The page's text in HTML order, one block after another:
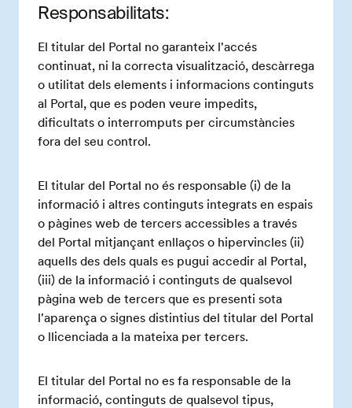
Responsabilitats:
El titular del Portal no garanteix l'accés
continuat, ni la correcta visualització, descàrrega
o utilitat dels elements i informacions continguts
al Portal, que es poden veure impedits,
dificultats o interromputs per circumstàncies
fora del seu control.
El titular del Portal no és responsable (i) de la
informació i altres continguts integrats en espais
o pàgines web de tercers accessibles a través
del Portal mitjançant enllaços o hipervincles (ii)
aquells des dels quals es pugui accedir al Portal,
(iii) de la informació i continguts de qualsevol
pàgina web de tercers que es presenti sota
l'aparença o signes distintius del titular del Portal
o llicenciada a la mateixa per tercers.
El titular del Portal no es fa responsable de la
informació, continguts de qualsevol tipus,